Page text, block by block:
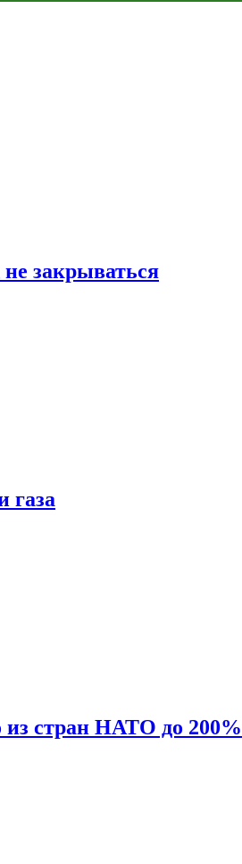
закрываться
газа
стран НАТО до 200%